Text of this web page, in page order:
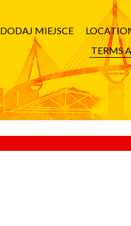
DODAJ MIEJSCE
TERMS